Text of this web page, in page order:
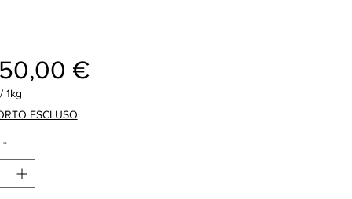
€Cijena
/ 1kg
ESCLUSO
*